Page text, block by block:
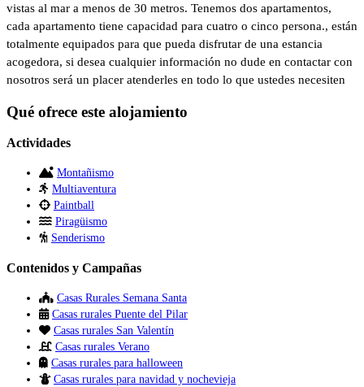
vistas al mar a menos de 30 metros. Tenemos dos apartamentos,
cada apartamento tiene capacidad para cuatro o cinco persona., están
totalmente equipados para que pueda disfrutar de una estancia
acogedora, si desea cualquier información no dude en contactar con
nosotros será un placer atenderles en todo lo que ustedes necesiten
Qué ofrece este alojamiento
Actividades
Montañismo
Multiaventura
Paintball
Piragüismo
Senderismo
Contenidos y Campañas
Casas Rurales Semana Santa
Casas rurales Puente del Pilar
Casas rurales San Valentín
Casas rurales Verano
Casas rurales para halloween
Casas rurales para navidad y nochevieja